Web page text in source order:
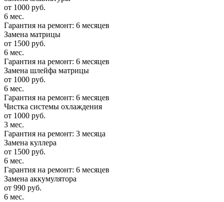
от 1000 руб.
6 мес.
Гарантия на ремонт: 6 месяцев
Замена матрицы
от 1500 руб.
6 мес.
Гарантия на ремонт: 6 месяцев
Замена шлейфа матрицы
от 1000 руб.
6 мес.
Гарантия на ремонт: 6 месяцев
Чистка системы охлаждения
от 1000 руб.
3 мес.
Гарантия на ремонт: 3 месяца
Замена куллера
от 1500 руб.
6 мес.
Гарантия на ремонт: 6 месяцев
Замена аккумулятора
от 990 руб.
6 мес.